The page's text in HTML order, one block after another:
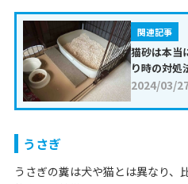
関連記事
猫砂は本当
り時の対処
2024/03/
うさぎ
うさぎの糞は犬や猫とは異なり、